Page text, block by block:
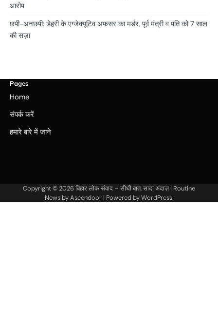
आरोप
छपी-अनछपी: डेहरी के एग्जेक्यूटिव अफसर का मर्डर, पूर्व मंत्री व पति को 7 साल
की सज़ा
Pages
Home
संपर्क करें
हमारे बारे में जाने
Copyright © 2026बिहार लोक संवाद – सीधी बात, सादा अंदाज़| Routine
News byAscendoor| Powered byWordPress.